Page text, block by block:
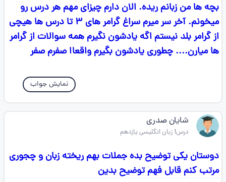
بچه ها من زبانم ریده. الان دارم چیزای مهم هر درس رو
میخونم. آخر سر میرم سراغ گرامر های ۳ تا درس ها هیچی
از گرامر بلد نیستم اگه یادشون نگیرم همه سوالات از گرامر
ها میارن.... چطوری یادشون بگیرم واقعاا صفرم صفر
نمایش جواب
شایان صدری
درس1 زبان انگلیسی یازدهم
دوستان یکی توضیح بده جملات بهم ریخته زبان و چجوری
مرتب کنم قابل فهم توضیح بدین